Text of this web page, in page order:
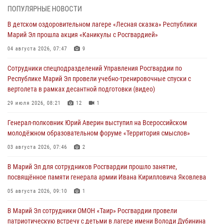
Всероссийском семинаре в Нижнем Новгороде (видео)
07 августа 2026, 06:25 8 1
Команда «Росгвардия» принимает участие в военно-спортивном
07 августа 2026, 05:43 10
Представитель вневедомственной охраны Управления Росгвардии
по Республике Марий Эл принял участие в учебно-методическом
06 августа 2026, 09:37 10
В Марий Эл сотрудники ЛРР Росгвардии за прошедший месяц
06 августа 2026, 08:00
В Марий Эл сотрудники вневедомственной охраны Росгвардии за
05 августа 2026, 09:44
ПОПУЛЯРНЫЕ НОВОСТИ
В детском оздоровительном лагере «Лесная сказка» Республики
Марий Эл прошла акция «Каникулы с Росгвардией»
04 августа 2026, 07:47 9
Сотрудники спецподразделений Управления Росгвардии по
Республике Марий Эл провели учебно-тренировочные спуски с
вертолета в рамках десантной подготовки (видео)
29 июля 2026, 08:21 12 1
Генерал-полковник Юрий Аверин выступил на Всероссийском
молодёжном образовательном форуме «Территория смыслов»
03 августа 2026, 07:46 2
В Марий Эл для сотрудников Росгвардии прошло занятие,
посвящённое памяти генерала армии Ивана Кирилловича Яковлева
05 августа 2026, 09:10 1
В Марий Эл сотрудники ОМОН «Таир» Росгвардии провели
патриотическую встречу с детьми в лагере имени Володи Дубинина